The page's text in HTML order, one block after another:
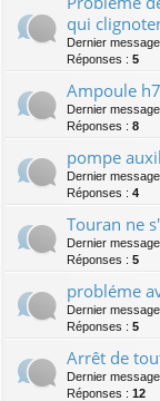
qui
Dernier
Réponses : 5
Ampoule
Dernier
Réponses : 8
pompe
Dernier
Réponses : 4
Touran ne
Dernier
Réponses : 5
probléme
Dernier
Réponses : 5
Arrêt de
Dernier
Réponses : 12